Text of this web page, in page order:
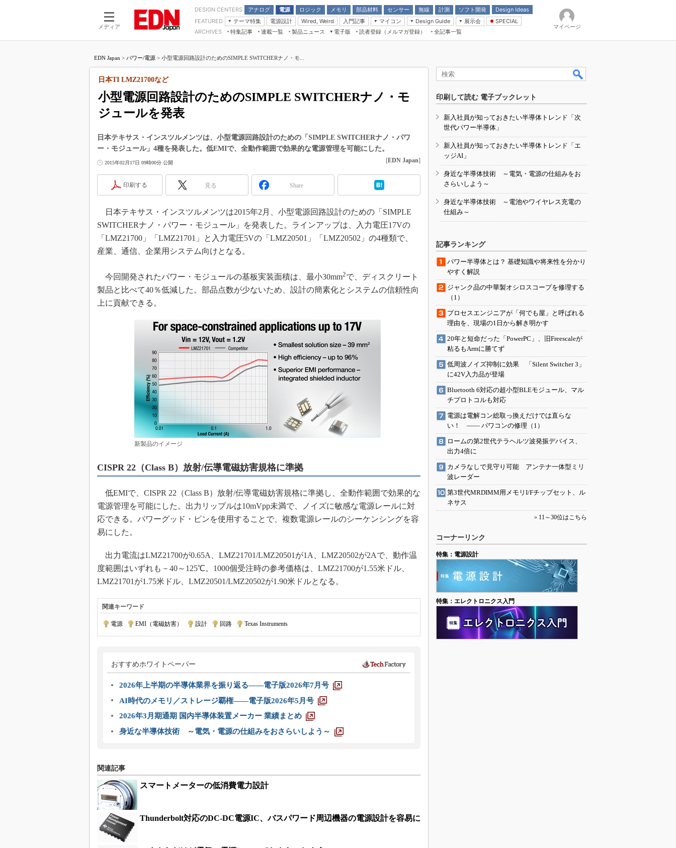
メディア
DESIGN CENTERS アナログ
電源
モーター
ロジック
LSI
メモリ
部品材料
受動部品
センサー 無線 計測 ソフト開発
Design Ideas
アナログ機能回路
計測とテスト
Wired, Weird
FEATURED
テーマ特集
つながるクルマ
エレクトロニクス入門
5G（EE Times Japan）
製品解剖（EE Times Japan）
電源設計 Wired, Weird
入門記事
モーター入門
マイコン
マイコン講座
Design Guide
計測機器
展示会
CEATEC
組込み/エッジコンピューティング展
人とくるま展
SPECIAL
Microchip情報
ARCHIVES 特集記事
連載一覧
マイクロプロセッサ懐古録
用講座
たった2つの式で始めるDC/DCコン
バーターの設計
DC-DCコンバーター活用講座
Wired, Weird
マイコン講座
Q&Aで学ぶマイコン講座
高速シリアル伝送技術講座
アナログ設計のきほん／ADCとノイ
ズ編
めざせ高効率！ モーター駆動入門講
「SPICEの仕組みとその活用設計」
IoT時代の無線規格を知る【Thread
製品ニュース
電子版
電子ブックレット
読者登録（メルマガ登録） 全記事一覧
マイページ
EDN Japan > パワー/電源 > 小型電源回路設計のためのSIMPLE SWITCHERナノ・モ...
小型電源回路設計のためのSIMPLE SWITCHERナノ・モ
ジュールを発表
日本TI LMZ21700など
日本テキサス・インスツルメンツは、小型電源回路設計のための「SIMPLE SWITCHERナノ・パワ
ー・モジュール」4種を発表した。低EMIで、全動作範囲で効果的な電源管理を可能にした。
2015年02月17日 09時00分 公開 [EDN Japan]
印刷する 見る Share
日本テキサス・インスツルメンツは2015年2月、小型電源回路設計のための「SIMPLE
SWITCHERナノ・パワー・モジュール」を発表した。ラインアップは、入力電圧17Vの
「LMZ21700」「LMZ21701」と入力電圧5Vの「LMZ20501」「LMZ20502」の4種類で、
産業、通信、企業用システム向けとなる。
今回開発されたパワー・モジュールの基板実装面積は、最小30mm2で、ディスクリート
製品と比べて40％低減した。部品点数が少ないため、設計の簡素化とシステムの信頼性向
上に貢献できる。
新製品のイメージ
CISPR 22（Class B）放射/伝導電磁妨害規格に準拠
低EMIで、CISPR 22（Class B）放射/伝導電磁妨害規格に準拠し、全動作範囲で効果的な
電源管理を可能にした。出力リップルは10mVpp未満で、ノイズに敏感な電源レールに対
応できる。パワーグッド・ピンを使用することで、複数電源レールのシーケンシングを容
易にした。
出力電流はLMZ21700が0.65A、LMZ21701/LMZ20501が1A、LMZ20502が2Aで、動作温
度範囲はいずれも－40～125℃。1000個受注時の参考価格は、LMZ21700が1.55米ドル、
LMZ21701が1.75米ドル、LMZ20501/LMZ20502が1.90米ドルとなる。
関連キーワード
電源 EMI（電磁妨害） 設計 回路 Texas Instruments
おすすめホワイトペーパー
2026年上半期の半導体業界を振り返る――電子版2026年7月号
AI時代のメモリ／ストレージ覇権――電子版2026年5月号
2026年3月期通期 国内半導体装置メーカー 業績まとめ
身近な半導体技術 ～電気・電源の仕組みをおさらいしよう～
関連記事
スマートメーターの低消費電力設計
Thunderbolt対応のDC-DC電源IC、バスパワード周辺機器の電源設計を容易に
印刷して読む 電子ブックレット
新入社員が知っておきたい半導体トレンド「次
世代パワー半導体」
新入社員が知っておきたい半導体トレンド「エ
ッジAI」
身近な半導体技術 ～電気・電源の仕組みをお
さらいしよう～
身近な半導体技術 ～電池やワイヤレス充電の
仕組み～
記事ランキング
パワー半導体とは？ 基礎知識や将来性を分かり
やすく解説
ジャンク品の中華製オシロスコープを修理する
（1）
プロセスエンジニアが「何でも屋」と呼ばれる
理由を、現場の1日から解き明かす
20年と短命だった「PowerPC」、旧Freescaleが
粘るもArmに勝てず
低周波ノイズ抑制に効果 「Silent Switcher 3」
に42V入力品が登場
Bluetooth 6対応の超小型BLEモジュール、マル
チプロトコルも対応
電源は電解コン総取っ換えだけでは直らな
い！ ―― パワコンの修理（1）
ロームの第2世代テラヘルツ波発振デバイス、
出力4倍に
カメラなしで見守り可能 アンテナ一体型ミリ
波レーダー
第3世代MRDIMM用メモリI/Fチップセット、ル
ネサス
» 11～30位はこちら
コーナーリンク
特集：電源設計
特集：エレクトロニクス入門